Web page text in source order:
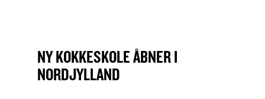
NY KOKKESKOLE ÅBNER I
NORDJYLLAND